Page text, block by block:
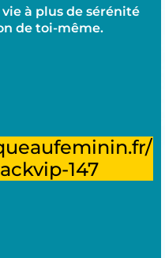
à plus de sérénité
de toi-même.
147